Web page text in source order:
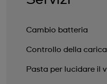
Cambio batteria
Controllo della
Pasta per lucidare il